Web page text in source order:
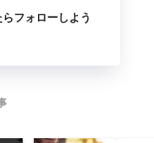
フォローしよう